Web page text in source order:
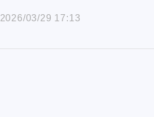
我便宜又好用
2026/03/29 17:13